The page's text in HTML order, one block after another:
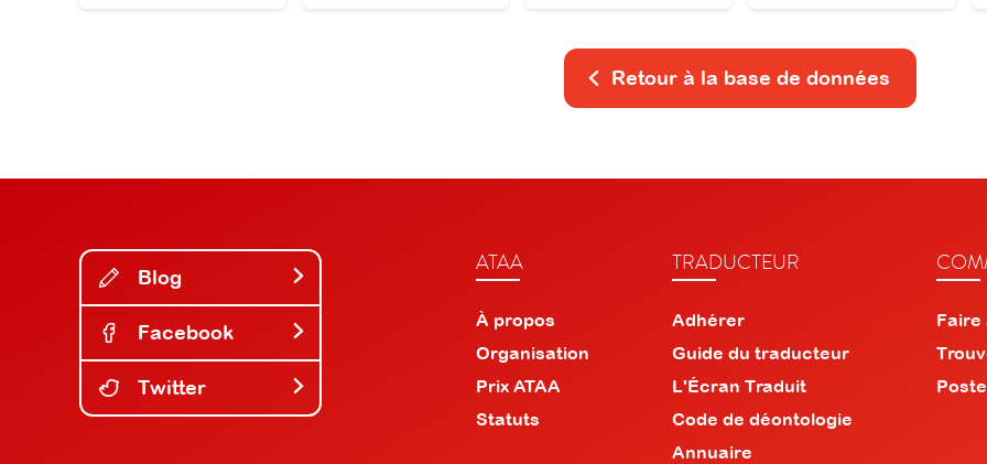
Retour à la base de données
Blog
Facebook
Twitter
ATAA
À propos
Organisation
Prix ATAA
Statuts
TRADUCTEUR
Adhérer
Guide du traducteur
L'Écran Traduit
Code de déontologie
Annuaire